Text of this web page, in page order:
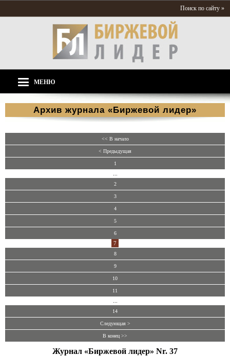
Поиск по сайту »
МЕНЮ
Архив журнала «Биржевой лидер»
<< В начало
< Предыдущая
1
2
3
4
5
6
7
8
9
10
11
14
Следующая >
В конец >>
Журнал «Биржевой лидер» Nr. 37